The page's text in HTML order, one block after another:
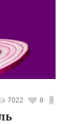
7022 8